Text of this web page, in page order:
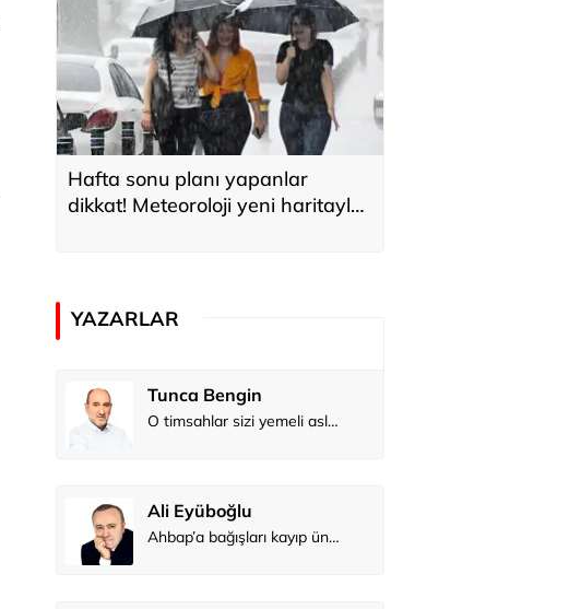
Hafta sonu planı yapanlar
dikkat! Meteoroloji yeni haritayla
YAZARLAR
Tunca Bengin
O timsahlar sizi yemeli aslında!...
Ali Eyüboğlu
Ahbap’a bağışları kayıp ünlüler var